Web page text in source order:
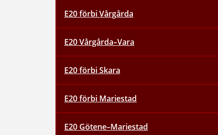
E20 förbi Vårgårda
E20 Vårgårda–Vara
E20 förbi Skara
E20 förbi Mariestad
E20 Götene–Mariestad